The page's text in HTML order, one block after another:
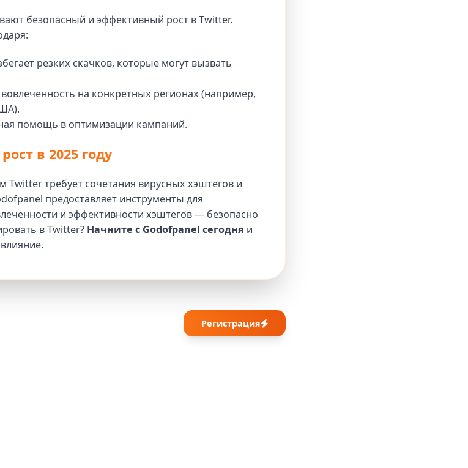
безопасный и эффективный рост в Twitter.
резких скачков, которые могут вызвать
на конкретных регионах (например,
помощь в оптимизации кампаний.
в 2025 году
требует сочетания вирусных хэштегов и
предоставляет инструменты для
и эффективности хэштегов — безопасно
в Twitter? Начните с Godofpanel сегодня и
Регистрация